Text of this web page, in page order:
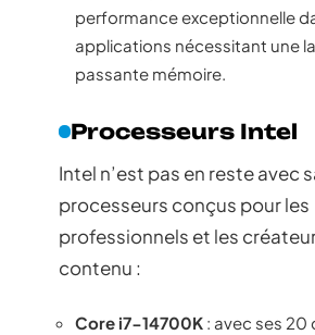
performance exceptionnelle
applications nécessitant une
passante mémoire.
Processeurs Intel
Intel n’est pas en reste avec
processeurs conçus pour les
professionnels et les
contenu :
Core i7-14700K : avec ses